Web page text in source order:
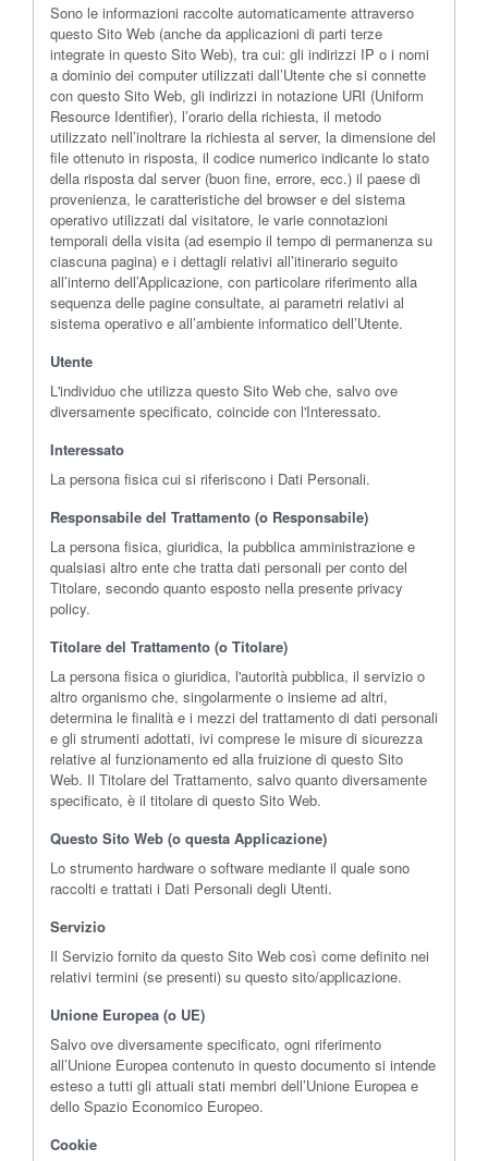
Sono le informazioni raccolte automaticamente attraverso
questo Sito Web (anche da applicazioni di parti terze
integrate in questo Sito Web), tra cui: gli indirizzi IP o i nomi
a dominio dei computer utilizzati dall’Utente che si connette
con questo Sito Web, gli indirizzi in notazione URI (Uniform
Resource Identifier), l’orario della richiesta, il metodo
utilizzato nell’inoltrare la richiesta al server, la dimensione del
file ottenuto in risposta, il codice numerico indicante lo stato
della risposta dal server (buon fine, errore, ecc.) il paese di
provenienza, le caratteristiche del browser e del sistema
operativo utilizzati dal visitatore, le varie connotazioni
temporali della visita (ad esempio il tempo di permanenza su
ciascuna pagina) e i dettagli relativi all’itinerario seguito
all’interno dell’Applicazione, con particolare riferimento alla
sequenza delle pagine consultate, ai parametri relativi al
sistema operativo e all’ambiente informatico dell’Utente.
Utente
L'individuo che utilizza questo Sito Web che, salvo ove
diversamente specificato, coincide con l'Interessato.
Interessato
La persona fisica cui si riferiscono i Dati Personali.
Responsabile del Trattamento (o Responsabile)
La persona fisica, giuridica, la pubblica amministrazione e
qualsiasi altro ente che tratta dati personali per conto del
Titolare, secondo quanto esposto nella presente privacy
policy.
Titolare del Trattamento (o Titolare)
La persona fisica o giuridica, l'autorità pubblica, il servizio o
altro organismo che, singolarmente o insieme ad altri,
determina le finalità e i mezzi del trattamento di dati personali
e gli strumenti adottati, ivi comprese le misure di sicurezza
relative al funzionamento ed alla fruizione di questo Sito
Web. Il Titolare del Trattamento, salvo quanto diversamente
specificato, è il titolare di questo Sito Web.
Questo Sito Web (o questa Applicazione)
Lo strumento hardware o software mediante il quale sono
raccolti e trattati i Dati Personali degli Utenti.
Servizio
Il Servizio fornito da questo Sito Web così come definito nei
relativi termini (se presenti) su questo sito/applicazione.
Unione Europea (o UE)
Salvo ove diversamente specificato, ogni riferimento
all’Unione Europea contenuto in questo documento si intende
esteso a tutti gli attuali stati membri dell’Unione Europea e
dello Spazio Economico Europeo.
Cookie